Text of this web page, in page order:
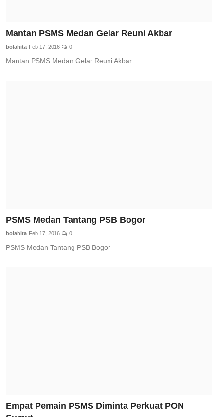
Mantan PSMS Medan Gelar Reuni Akbar
bolahita Feb 17, 2016 0
Mantan PSMS Medan Gelar Reuni Akbar
PSMS Medan Tantang PSB Bogor
bolahita Feb 17, 2016 0
PSMS Medan Tantang PSB Bogor
Empat Pemain PSMS Diminta Perkuat PON